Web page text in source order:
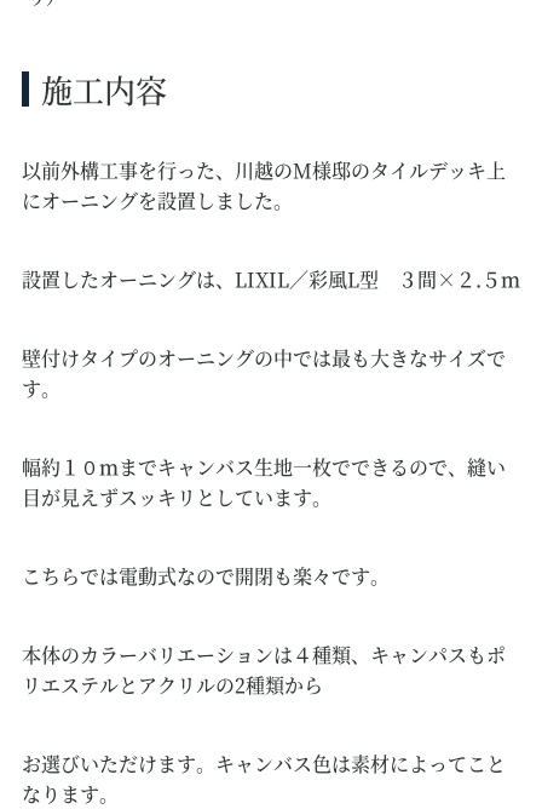
施工内容
以前外構工事を行った、川越のM様邸のタイルデッキ上
にオーニングを設置しました。
設置したオーニングは、LIXIL／彩風L型 ３間×２.５ｍ
壁付けタイプのオーニングの中では最も大きなサイズで
す。
幅約１０ｍまでキャンバス生地一枚でできるので、縫い
目が見えずスッキリとしています。
こちらでは電動式なので開閉も楽々です。
本体のカラーバリエーションは４種類、キャンパスもポ
リエステルとアクリルの2種類から
お選びいただけます。キャンバス色は素材によってこと
なります。